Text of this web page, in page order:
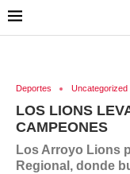
Deportes Uncategorized
LOS LIONS
CAMPEONES
Los Arroyo Lions
Regional, donde